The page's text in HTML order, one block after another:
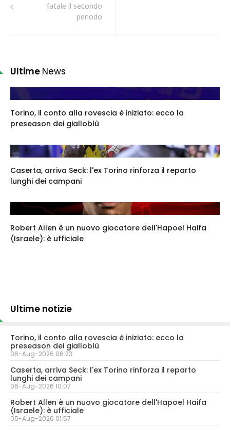
fatale il secondo
periodo
Ultime News
Torino, il conto alla rovescia è iniziato: ecco la
preseason dei gialloblù
Caserta, arriva Seck: l'ex Torino rinforza il reparto
lunghi dei campani
Robert Allen è un nuovo giocatore dell'Hapoel Haifa
(Israele): è ufficiale
Ultime notizie
Torino, il conto alla rovescia è iniziato: ecco la
preseason dei gialloblù
06-Aug-2026 06:23
Caserta, arriva Seck: l'ex Torino rinforza il reparto
lunghi dei campani
06-Aug-2026 10:07
Robert Allen è un nuovo giocatore dell'Hapoel Haifa
(Israele): è ufficiale
05-Aug-2026 01:57